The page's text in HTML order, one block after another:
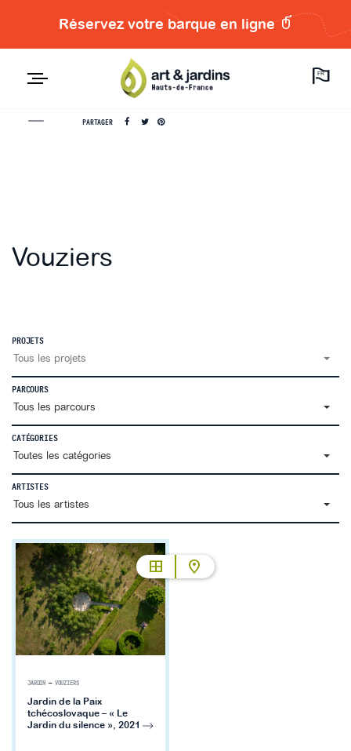
Réservez votre barque en ligne
FR
PARTAGER
Vouziers
PROJETS
Tous les projets
PARCOURS
Tous les parcours
CATÉGORIES
Toutes les catégories
ARTISTES
Tous les artistes
JARDIN — VOUZIERS
Jardin de la Paix
tchécoslovaque – « Le
Jardin du silence », 2021